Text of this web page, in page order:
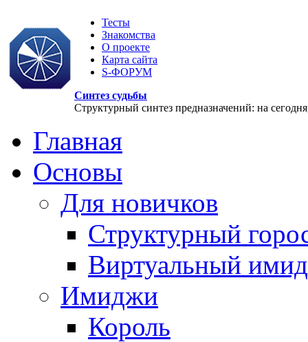
Тесты
Знакомства
О проекте
Карта сайта
S-ФОРУМ
Синтез судьбы
Структурный синтез предназначений: на
Главная
Основы
Для новичков
Структурный
Виртуальный
Имиджи
Король